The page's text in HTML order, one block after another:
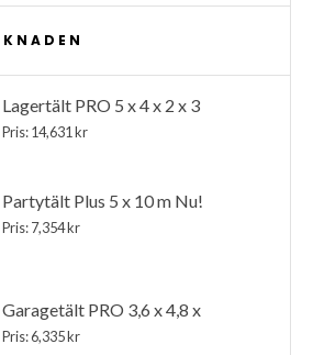
Lagertält PRO 5 x 4 x 2 x 3
Pris: 14,631 kr
Partytält Plus 5 x 10 m Nu!
Pris: 7,354 kr
Garagetält PRO 3,6 x 4,8 x
Pris: 6,335 kr